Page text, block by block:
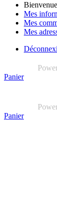
Mes
Mes
Mes
Panier
Panier